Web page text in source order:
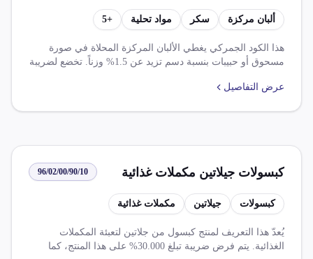
أو أشكال صلبة أخرى نسبة الدسم
تزيد عن 1.5 % وزنا في عبوات
أخرى
ألبان مركزة سكر مواد تحلية +
5
هذا الكود الجمركي يغطي الألبان المركزة المحلاة في صورة
مسحوق أو حبيبات بنسبة دسم تزيد عن 1.5% وزناً. تخضع لضريبة
الحرة المختلفة للحصول على تخفيضات أو إعفاءات. تتطلب
عرض التفاصيل
كبسولات جيلاتين مكملات غذائية 96/02/00/90/10
كبسولات جيلاتين مكملات غذائية
يُعدّ هذا التعريف لمنتج كبسول من جلاتين لتعبئة المكملات
الغذائية. يتم فرض ضريبة تبلغ 30.000% على هذا المنتج، كما